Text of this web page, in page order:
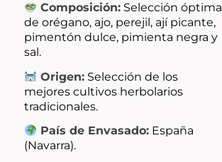
Composición:Selección óptima
de orégano, ajo, perejil, ají picante,
pimentón dulce, pimienta negra y
sal.
Origen:Selección de los
mejores cultivos herbolarios
tradicionales.
País de Envasado:España
(Navarra).